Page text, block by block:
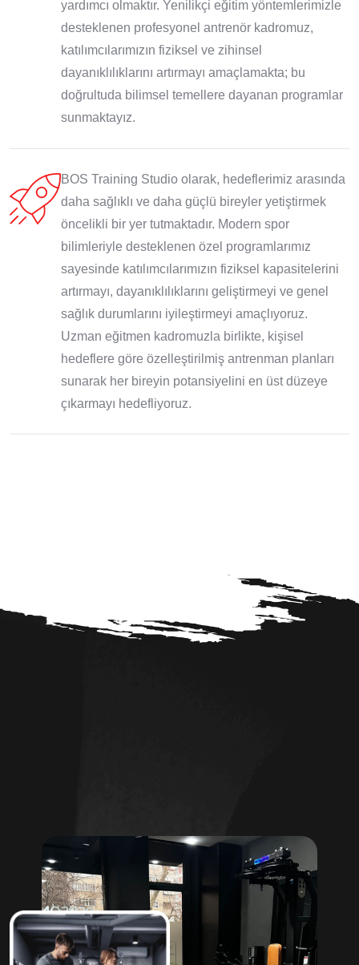
yardımcı olmaktır. Yenilikçi eğitim yöntemlerimizle
desteklenen profesyonel antrenör kadromuz,
katılımcılarımızın fiziksel ve zihinsel
dayanıklılıklarını artırmayı amaçlamakta; bu
doğrultuda bilimsel temellere dayanan programlar
sunmaktayız.
BOS Training Studio olarak, hedeflerimiz arasında
daha sağlıklı ve daha güçlü bireyler yetiştirmek
öncelikli bir yer tutmaktadır. Modern spor
bilimleriyle desteklenen özel programlarımız
sayesinde katılımcılarımızın fiziksel kapasitelerini
artırmayı, dayanıklılıklarını geliştirmeyi ve genel
sağlık durumlarını iyileştirmeyi amaçlıyoruz.
Uzman eğitmen kadromuzla birlikte, kişisel
hedeflere göre özelleştirilmiş antrenman planları
sunarak her bireyin potansiyelini en üst düzeye
çıkarmayı hedefliyoruz.